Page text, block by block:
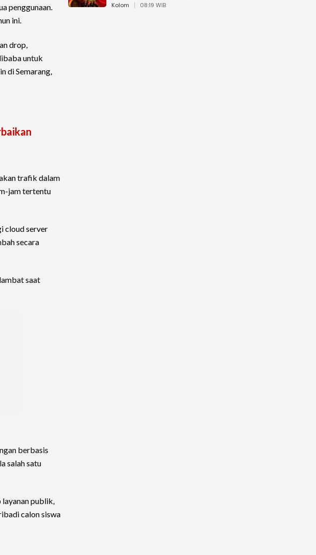
penggunaan.
ini.
drop,
untuk
di Semarang,
trafik dalam
jam tertentu
cloud server
secara
saat
berbasis
salah satu
layanan publik,
calon siswa
Kolom 08:19 WIB